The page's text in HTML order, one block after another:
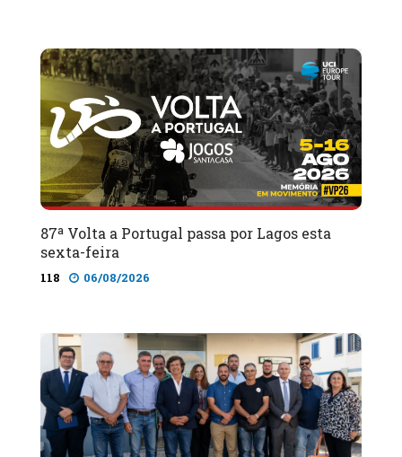
87ª Volta a Portugal passa por Lagos esta
sexta-feira
118 06/08/2026